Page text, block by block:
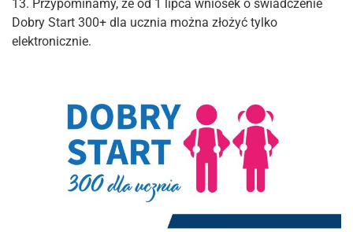
13. Przypominamy, że od 1 lipca wniosek o świadczenie
Dobry Start 300+ dla ucznia można złożyć tylko
elektronicznie.